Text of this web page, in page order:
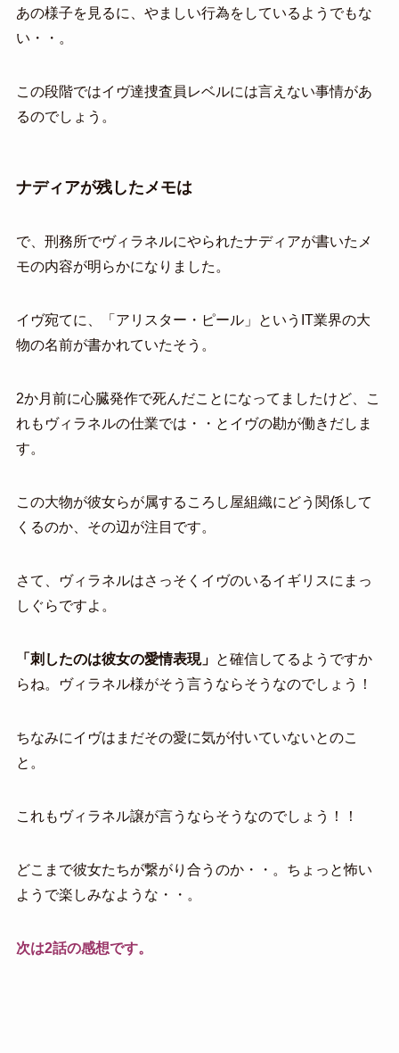
あの様子を見るに、やましい行為をしているようでもな
い・・。
この段階ではイヴ達捜査員レベルには言えない事情があ
るのでしょう。
ナディアが残したメモは
で、刑務所でヴィラネルにやられたナディアが書いたメ
モの内容が明らかになりました。
イヴ宛てに、「アリスター・ピール」というIT業界の大
物の名前が書かれていたそう。
2か月前に心臓発作で死んだことになってましたけど、こ
れもヴィラネルの仕業では・・とイヴの勘が働きだしま
す。
この大物が彼女らが属するころし屋組織にどう関係して
くるのか、その辺が注目です。
さて、ヴィラネルはさっそくイヴのいるイギリスにまっ
しぐらですよ。
「刺したのは彼女の愛情表現」 と確信してるようですか
らね。ヴィラネル様がそう言うならそうなのでしょう！
ちなみにイヴはまだその愛に気が付いていないとのこ
と。
これもヴィラネル譲が言うならそうなのでしょう！！
どこまで彼女たちが繋がり合うのか・・。ちょっと怖い
ようで楽しみなような・・。
次は2話の感想です。